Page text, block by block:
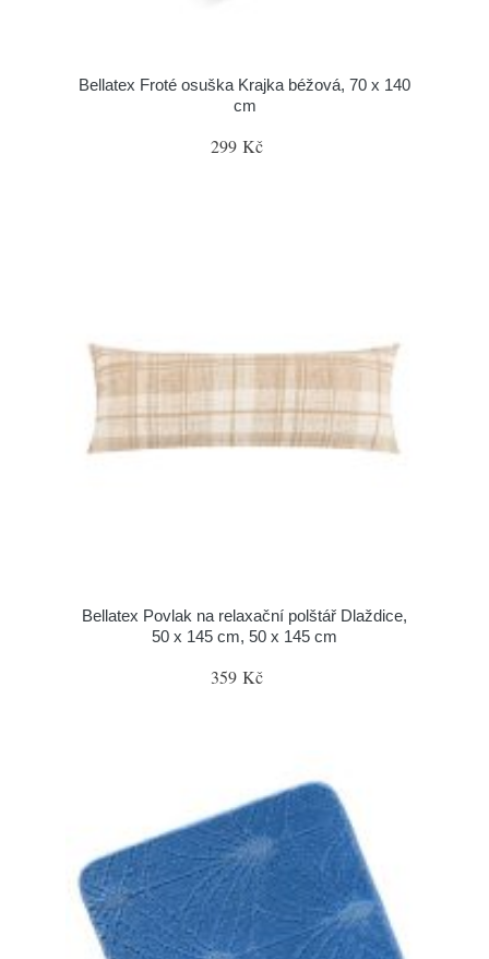
Bellatex Froté osuška Krajka béžová, 70 x 140
cm
299 Kč
Bellatex Povlak na relaxační polštář Dlaždice,
50 x 145 cm, 50 x 145 cm
359 Kč